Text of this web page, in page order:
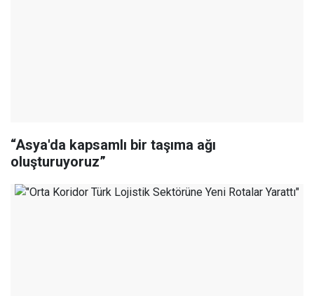
“Asya'da kapsamlı bir taşıma ağı
oluşturuyoruz”